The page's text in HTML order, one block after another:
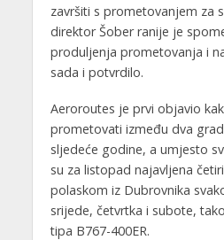
završiti s prometovanjem za
direktor Šober ranije je
produljenja prometovanja i
sada i potvrdilo.
Aeroroutes je prvi objavio
prometovati između dva
sljedeće godine, a umjesto
su za listopad najavljena
polaskom iz Dubrovnika
srijede, četvrtka i subote,
tipa B767-400ER.